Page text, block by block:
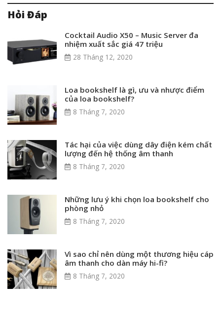
Hỏi Đáp
Cocktail Audio X50 – Music Server đa
nhiệm xuất sắc giá 47 triệu
28 Tháng 12, 2020
Loa bookshelf là gì, ưu và nhược điểm
của loa bookshelf?
8 Tháng 7, 2020
Tác hại của việc dùng dây điện kém chất
lượng đến hệ thống âm thanh
8 Tháng 7, 2020
Những lưu ý khi chọn loa bookshelf cho
phòng nhỏ
8 Tháng 7, 2020
Vì sao chỉ nên dùng một thương hiệu cáp
âm thanh cho dàn máy hi-fi?
8 Tháng 7, 2020